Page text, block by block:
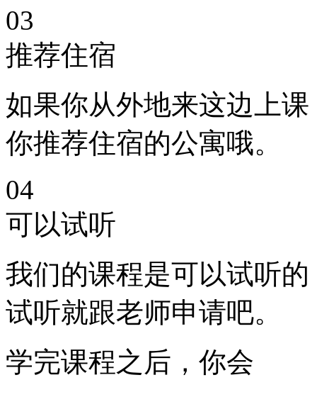
03
推荐住宿
如果你从外地来这边上
你推荐住宿的公寓哦。
04
可以试听
我们的课程是可以试听
试听就跟老师申请吧。
学完课程之后，你会